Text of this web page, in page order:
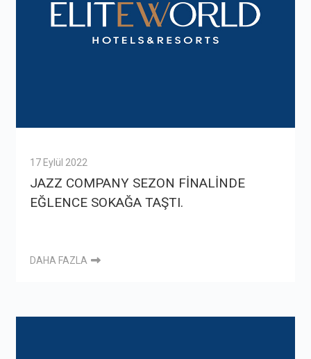
17 Eylül 2022
JAZZ COMPANY SEZON FİNALİNDE
EĞLENCE SOKAĞA TAŞTI.
DAHA FAZLA